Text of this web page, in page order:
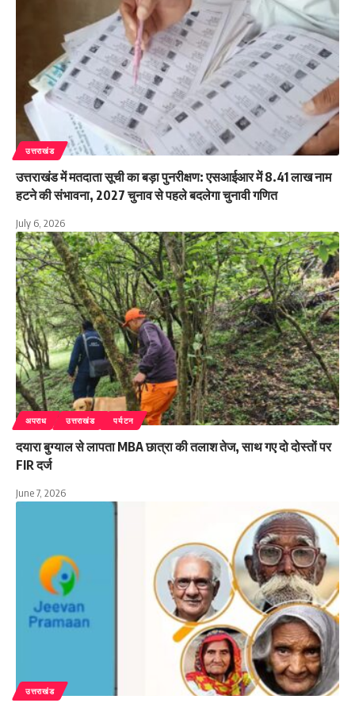
उत्तराखंड
उत्तराखंड में मतदाता सूची का बड़ा पुनरीक्षण: एसआईआर में 8.41 लाख नाम
हटने की संभावना, 2027 चुनाव से पहले बदलेगा चुनावी गणित
July 6, 2026
अपराध उत्तराखंड पर्यटन
दयारा बुग्याल से लापता MBA छात्रा की तलाश तेज, साथ गए दो दोस्तों पर
FIR दर्ज
June 7, 2026
उत्तराखंड